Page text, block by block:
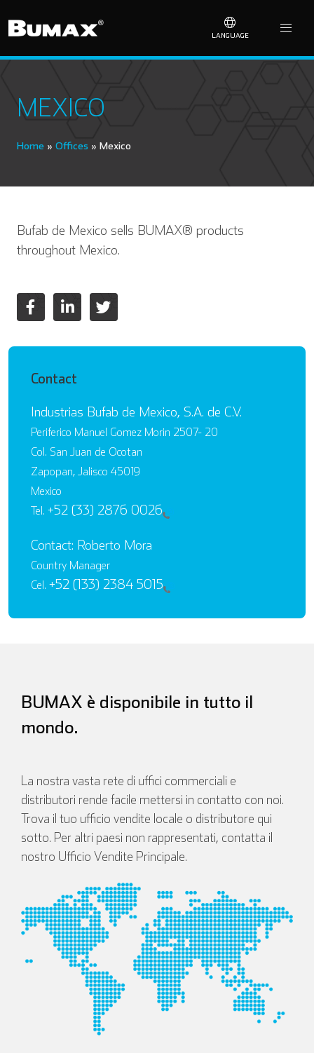
LANGUAGE
Inglese Tedesco
Spagnolo Francese
Italiano
MEXICO
Home » Offices » Mexico
Bufab de Mexico sells BUMAX® products
throughout Mexico.
Contact
Industrias Bufab de Mexico, S.A. de C.V.
Periferico Manuel Gomez Morin 2507- 20
Col. San Juan de Ocotan
Zapopan, Jalisco 45019
Mexico
Tel. +52 (33) 2876 0026
Contact: Roberto Mora
Country Manager
Cel. +52 (133) 2384 5015
BUMAX è disponibile in tutto il
mondo.
La nostra vasta rete di uffici commerciali e
distributori rende facile mettersi in contatto con noi.
Trova il tuo ufficio vendite locale o distributore qui
sotto. Per altri paesi non rappresentati, contatta il
nostro Ufficio Vendite Principale.